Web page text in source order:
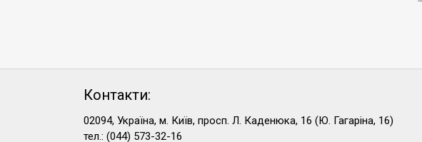
Контакти:
02094, Україна, м. Київ, просп. Л. Каденюка, 16 (Ю. Гагаріна, 16)
тел.: (044) 573-32-16